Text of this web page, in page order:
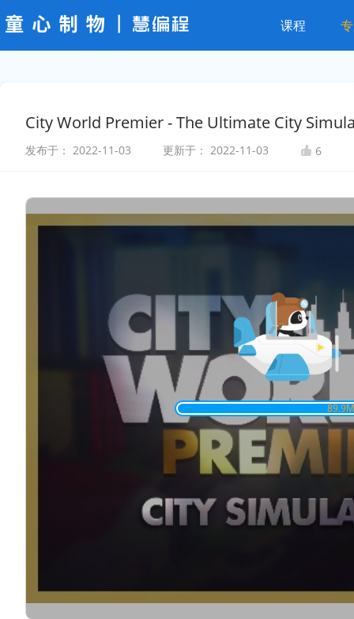
课程
City World Premier - The Ultimate City
发布于： 2022-11-03 更新于： 2022-11-03 6
90.2